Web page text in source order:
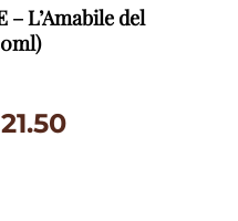
– L’Amabile del